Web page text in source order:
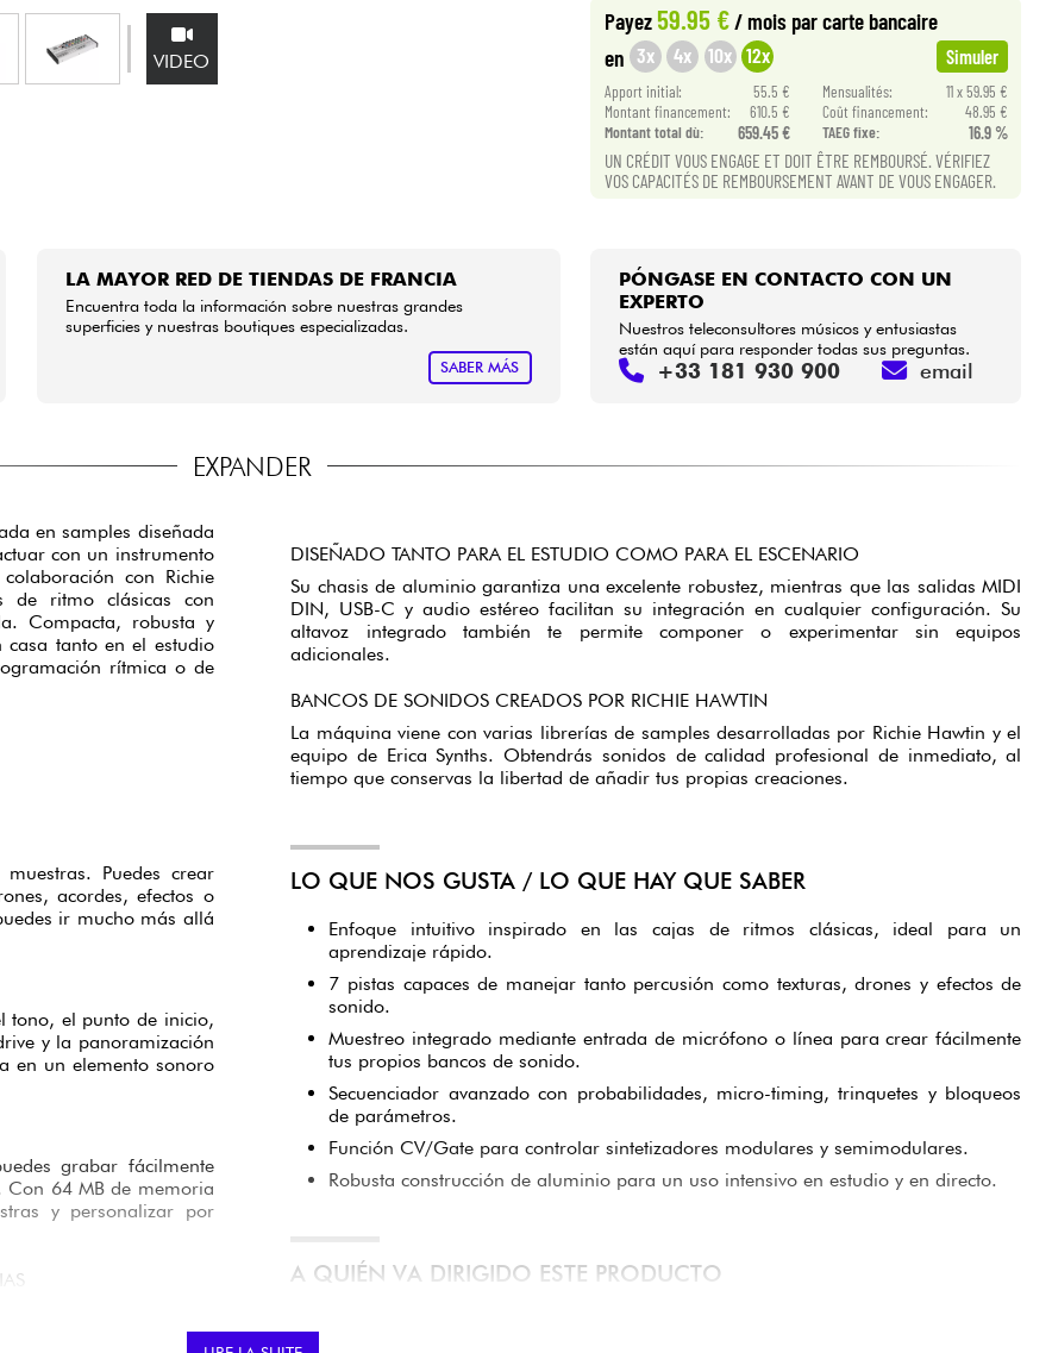
VIDEO
Payez59.95 €/ mois par carte bancaire
en 3x 4x 10x 12x Simuler
Apport initial: 55.5 € Mensualités:
11 x 59.95 €
Montant financement:
610.5 € Coût financement:
48.95 €
Montant total dù:
659.45 € TAEG fixe: 16.9 %
UN CRÉDIT VOUS ENGAGE ET DOIT ÊTRE REMBOURSÉ. VÉRIFIEZ
VOS CAPACITÉS DE REMBOURSEMENT AVANT DE VOUS ENGAGER.
LA MAYOR RED DE TIENDAS DE FRANCIA
Encuentra toda la información sobre nuestras grandes
superficies y nuestras boutiques especializadas.
SABER MÁS
PÓNGASE EN CONTACTO CON UN
EXPERTO
Nuestros teleconsultores músicos y entusiastas
están aquí para responder todas sus preguntas.
+33 181 930 900 email
EXPANDER
en samples diseñada
con un instrumento
con Richie
de ritmo clásicas con
Compacta, robusta y
tanto en el estudio
rítmica o de
Puedes crear
acordes, efectos o
ir mucho más allá
tono, el punto de inicio,
y la panoramización
en un elemento sonoro
grabar fácilmente
64 MB de memoria
y personalizar por
grooves complejos sin
DISEÑADO TANTO PARA EL ESTUDIO COMO PARA EL ESCENARIO
Su chasis de aluminio garantiza una excelente robustez, mientras que las salidas MIDI
DIN, USB-C y audio estéreo facilitan su integración en cualquier configuración. Su
altavoz integrado también te permite componer o experimentar sin equipos
adicionales.
BANCOS DE SONIDOS CREADOS POR RICHIE HAWTIN
La máquina viene con varias librerías de samples desarrolladas por Richie Hawtin y el
equipo de Erica Synths. Obtendrás sonidos de calidad profesional de inmediato, al
tiempo que conservas la libertad de añadir tus propias creaciones.
LO QUE NOS GUSTA / LO QUE HAY QUE SABER
Enfoque intuitivo inspirado en las cajas de ritmos clásicas, ideal para un
aprendizaje rápido.
7 pistas capaces de manejar tanto percusión como texturas, drones y efectos de
sonido.
Muestreo integrado mediante entrada de micrófono o línea para crear fácilmente
tus propios bancos de sonido.
Secuenciador avanzado con probabilidades, micro-timing, trinquetes y bloqueos
de parámetros.
Función CV/Gate para controlar sintetizadores modulares y semimodulares.
Robusta construcción de aluminio para un uso intensivo en estudio y en directo.
A QUIÉN VA DIRIGIDO ESTE PRODUCTO